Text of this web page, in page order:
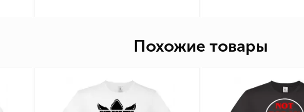
Похожие товары